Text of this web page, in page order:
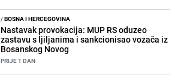
/BOSNA I HERCEGOVINA
Nastavak provokacija: MUP RS oduzeo
zastavu s ljiljanima i sankcionisao vozača iz
Bosanskog Novog
PRIJE 1 DAN